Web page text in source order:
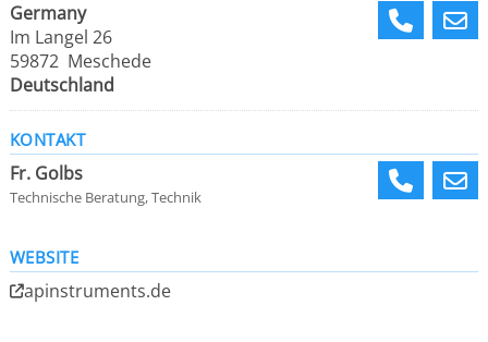
Germany
Im Langel 26
59872 Meschede
Deutschland
KONTAKT
Fr. Golbs
Technische Beratung, Technik
WEBSITE
apinstruments.de